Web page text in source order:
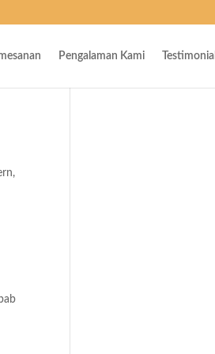
Pengalaman Kami Testimonial
,